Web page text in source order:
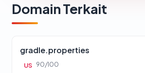
Domain Terkait
gradle.properties
US 90/100